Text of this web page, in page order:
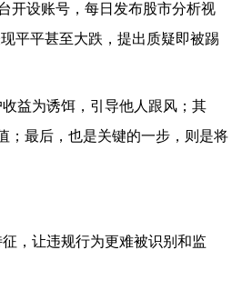
开设账号，每日发布股市分析视
平平甚至大跌，提出质疑即被踢
益为诱饵，引导他人跟风；其
；最后，也是关键的一步，则是将
，让违规行为更难被识别和监